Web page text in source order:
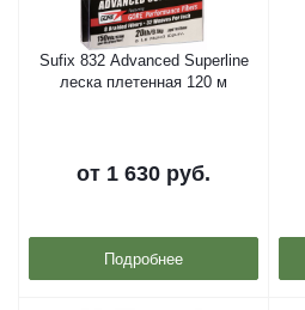
Sufix 832 Advanced Superline
леска плетенная 120 м
от 1 630 руб.
Подробнее